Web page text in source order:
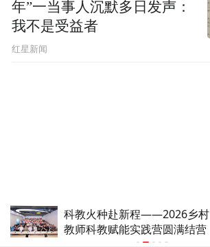
科教火种赴新程——2026乡村
教师科教赋能实践营圆满结营
年”一当事人沉默多日发声：
我不是受益者
红星新闻